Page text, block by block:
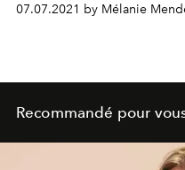
Pharrell Williams.
07.07.2021 by Mélanie
Recommandé pour